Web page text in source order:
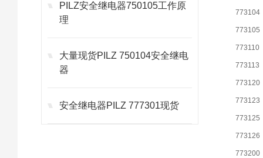
PILZ安全继电器750105工作原
理
大量现货PILZ 750104安全继电
器
安全继电器PILZ 777301现货
773104
773105
773110
773113
773120
773123
773125
773126
773200